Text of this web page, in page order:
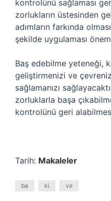
kontrolünü sağlaması
zorlukların üstesinden
adımların farkında
şekilde uygulaması
Baş edebilme yeteneği,
geliştirmenizi ve
sağlamanızı
zorluklarla başa
kontrolünü geri
Tarih: Makaleler
ba ki ve